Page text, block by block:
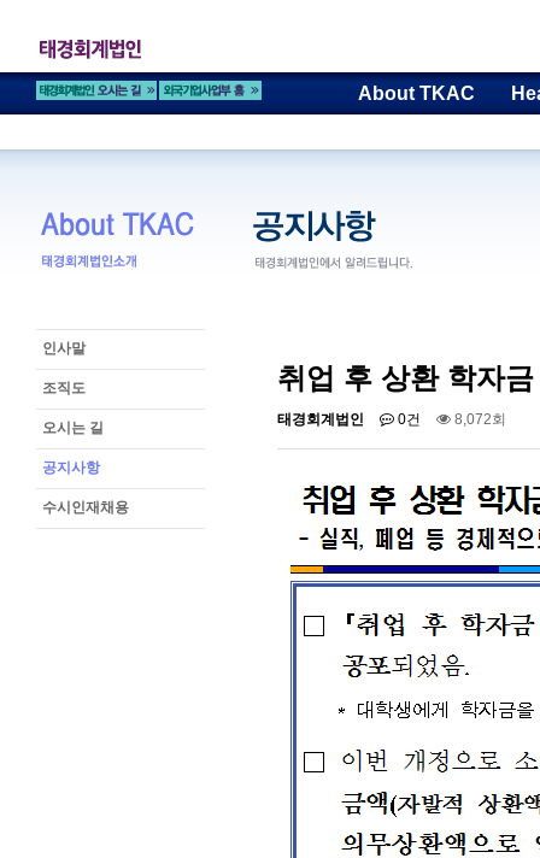
About TKAC
인사말
조직도
오시는 길
공지사항
수시인재채용
취업 후 상환 학자
태경회계법인 0건 8,072회